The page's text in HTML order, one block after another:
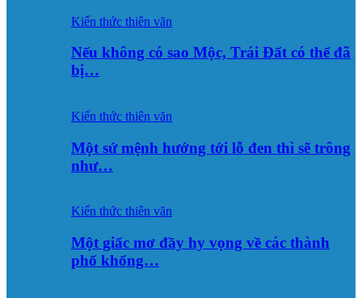
Kiến thức thiên văn
Nếu không có sao Mộc, Trái Đất có thể đã
bị…
Kiến thức thiên văn
Một sứ mệnh hướng tới lỗ đen thì sẽ trông
như…
Kiến thức thiên văn
Một giấc mơ đầy hy vọng về các thành
phố khổng…